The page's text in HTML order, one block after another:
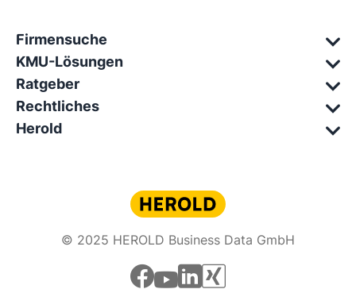
Firmensuche
KMU-Lösungen
Ratgeber
Rechtliches
Herold
© 2025 HEROLD Business Data GmbH